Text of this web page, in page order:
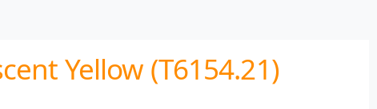
Yellow (T6154.21)